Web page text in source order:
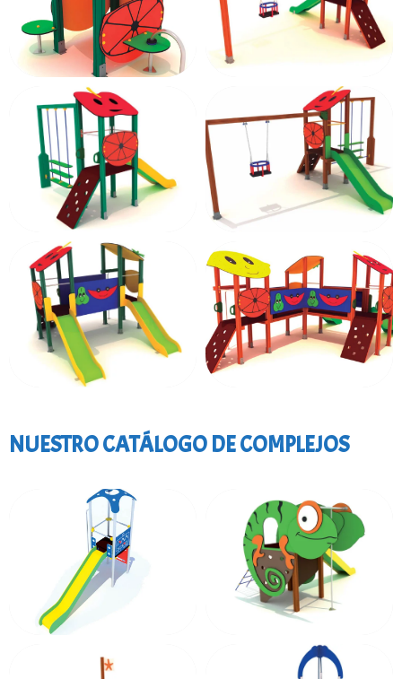
NUESTRO CATÁLOGO DE COMPLEJOS